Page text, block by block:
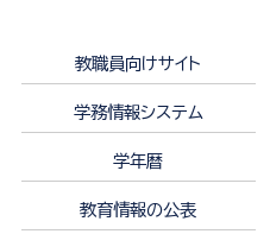
教職員向けサイト
学務情報システム
学年暦
教育情報の公表